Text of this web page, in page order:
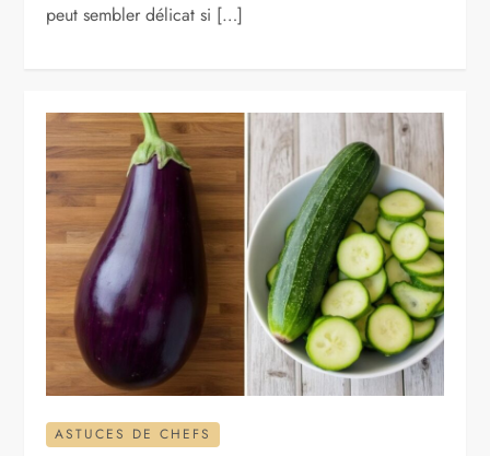
peut sembler délicat si […]
ASTUCES DE CHEFS